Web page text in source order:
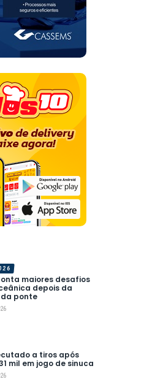
maiores desafios
depois da
ponte
a tiros após
mil em jogo de sinuca